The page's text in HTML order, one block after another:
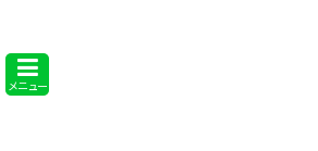
メニュー